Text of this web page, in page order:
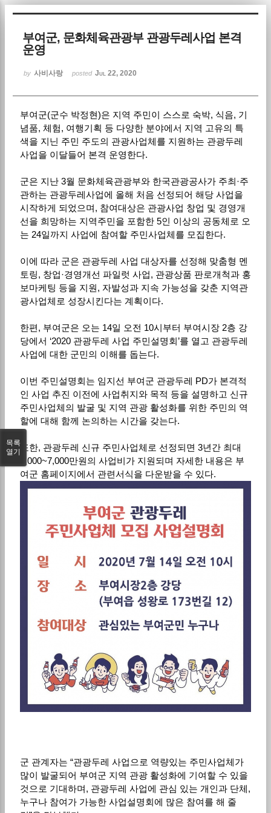
부여군, 문화체육관광부 관광두레사업 본격
운영
by 사비사랑 posted Jul 22, 2020
부여군(군수 박정현)은 지역 주민이 스스로 숙박, 식음, 기
념품, 체험, 여행기획 등 다양한 분야에서 지역 고유의 특
색을 지닌 주민 주도의 관광사업체를 지원하는 관광두레
사업을 이달들어 본격 운영한다.
군은 지난 3월 문화체육관광부와 한국관광공사가 주최·주
관하는 관광두레사업에 올해 처음 선정되어 해당 사업을
시작하게 되었으며, 참여대상은 관광사업 창업 및 경영개
선을 희망하는 지역주민을 포함한 5인 이상의 공동체로 오
는 24일까지 사업에 참여할 주민사업체를 모집한다.
이에 따라 군은 관광두레 사업 대상자를 선정해 맞춤형 멘
토링, 창업·경영개선 파일럿 사업, 관광상품 판로개척과 홍
보마케팅 등을 지원, 자발성과 지속 가능성을 갖춘 지역관
광사업체로 성장시킨다는 계획이다.
한편, 부여군은 오는 14일 오전 10시부터 부여시장 2층 강
당에서 ‘2020 관광두레 사업 주민설명회’를 열고 관광두레
사업에 대한 군민의 이해를 돕는다.
이번 주민설명회는 임지선 부여군 관광두레 PD가 본격적
인 사업 추진 이전에 사업취지와 목적 등을 설명하고 신규
주민사업체의 발굴 및 지역 관광 활성화를 위한 주민의 역
할에 대해 함께 논의하는 시간을 갖는다.
또한, 관광두레 신규 주민사업체로 선정되면 3년간 최대
5,000~7,000만원의 사업비가 지원되며 자세한 내용은 부
여군 홈페이지에서 관련서식을 다운받을 수 있다.
군 관계자는 “관광두레 사업으로 역량있는 주민사업체가
많이 발굴되어 부여군 지역 관광 활성화에 기여할 수 있을
것으로 기대하며, 관광두레 사업에 관심 있는 개인과 단체,
누구나 참여가 가능한 사업설명회에 많은 참여를 해 줄
목록
열기
Sketchbook5, 스케치북5
Sketchbook5, 스케치북5